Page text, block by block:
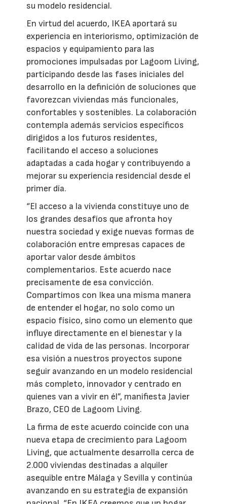
su modelo residencial.
En virtud del acuerdo, IKEA aportará su
experiencia en interiorismo, optimización de
espacios y equipamiento para las
promociones impulsadas por Lagoom Living,
participando desde las fases iniciales del
desarrollo en la definición de soluciones que
favorezcan viviendas más funcionales,
confortables y sostenibles. La colaboración
contempla además servicios específicos
dirigidos a los futuros residentes,
facilitando el acceso a soluciones
adaptadas a cada hogar y contribuyendo a
mejorar su experiencia residencial desde el
primer día.
“El acceso a la vivienda constituye uno de
los grandes desafíos que afronta hoy
nuestra sociedad y exige nuevas formas de
colaboración entre empresas capaces de
aportar valor desde ámbitos
complementarios. Este acuerdo nace
precisamente de esa convicción.
Compartimos con Ikea una misma manera
de entender el hogar, no solo como un
espacio físico, sino como un elemento que
influye directamente en el bienestar y la
calidad de vida de las personas. Incorporar
esa visión a nuestros proyectos supone
seguir avanzando en un modelo residencial
más completo, innovador y centrado en
quienes van a vivir en él”, manifiesta Javier
Brazo, CEO de Lagoom Living.
La firma de este acuerdo coincide con una
nueva etapa de crecimiento para Lagoom
Living, que actualmente desarrolla cerca de
2.000 viviendas destinadas a alquiler
asequible entre Málaga y Sevilla y continúa
avanzando en su estrategia de expansión